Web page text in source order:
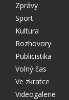
Zprávy
Sport
Kultura
Rozhovory
Publicistika
Volný čas
Ve zkratce
Videogalerie